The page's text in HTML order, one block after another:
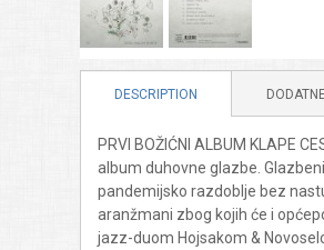
DESCRIPTION
PRVI BOŽIĆNI ALBUM KLAPE
album duhovne glazbe.
pandemijsko razdoblje bez
aranžmani zbog kojih će i
jazz-duom Hojsakom &